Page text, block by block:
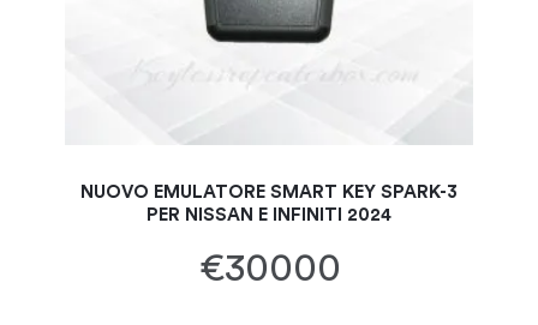
NUOVO EMULATORE SMART KEY SPARK-3
PER NISSAN E INFINITI 2024
€30000